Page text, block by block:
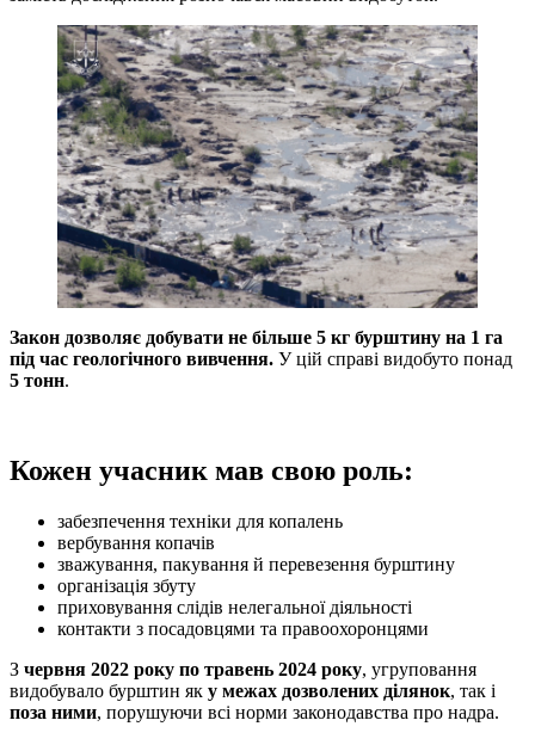
Закон дозволяє добувати не більше 5 кг бурштину на 1 га
під час геологічного вивчення. У цій справі видобуто понад
5 тонн.
Кожен учасник мав свою роль:
забезпечення техніки для копалень
вербування копачів
зважування, пакування й перевезення бурштину
організація збуту
приховування слідів нелегальної діяльності
контакти з посадовцями та правоохоронцями
З червня 2022 року по травень 2024 року, угруповання
видобувало бурштин як у межах дозволених ділянок, так і
поза ними, порушуючи всі норми законодавства про надра.